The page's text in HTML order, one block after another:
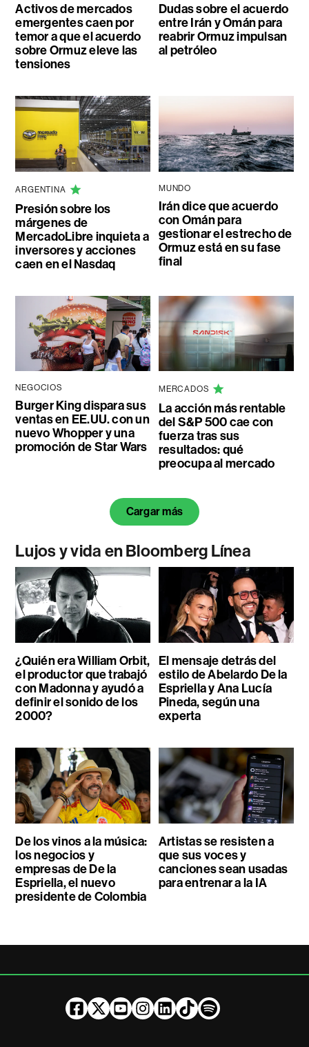
Activos de mercados
emergentes caen por
temor a que el acuerdo
sobre Ormuz eleve las
tensiones
Dudas sobre el acuerdo
entre Irán y Omán para
reabrir Ormuz impulsan
al petróleo
ARGENTINA
Presión sobre los
márgenes de
MercadoLibre inquieta a
inversores y acciones
caen en el Nasdaq
MUNDO
Irán dice que acuerdo
con Omán para
gestionar el estrecho de
Ormuz está en su fase
final
NEGOCIOS
Burger King dispara sus
ventas en EE.UU. con un
nuevo Whopper y una
promoción de Star Wars
MERCADOS
La acción más rentable
del S&P 500 cae con
fuerza tras sus
resultados: qué
preocupa al mercado
Cargar más
Lujos y vida en Bloomberg Línea
¿Quién era William Orbit,
el productor que trabajó
con Madonna y ayudó a
definir el sonido de los
2000?
El mensaje detrás del
estilo de Abelardo De la
Espriella y Ana Lucía
Pineda, según una
experta
De los vinos a la música:
los negocios y
empresas de De la
Espriella, el nuevo
presidente de Colombia
Artistas se resisten a
que sus voces y
canciones sean usadas
para entrenar a la IA